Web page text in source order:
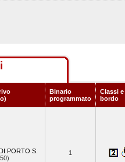
Binario
programmato
Classi
bordo
PORTO S.
1